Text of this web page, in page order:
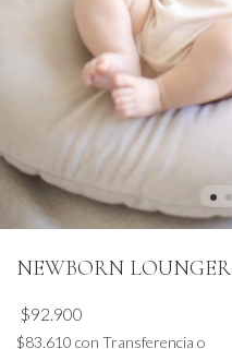
NEWBORN LOUNGER
$92.900
$83.610 con Transferencia o